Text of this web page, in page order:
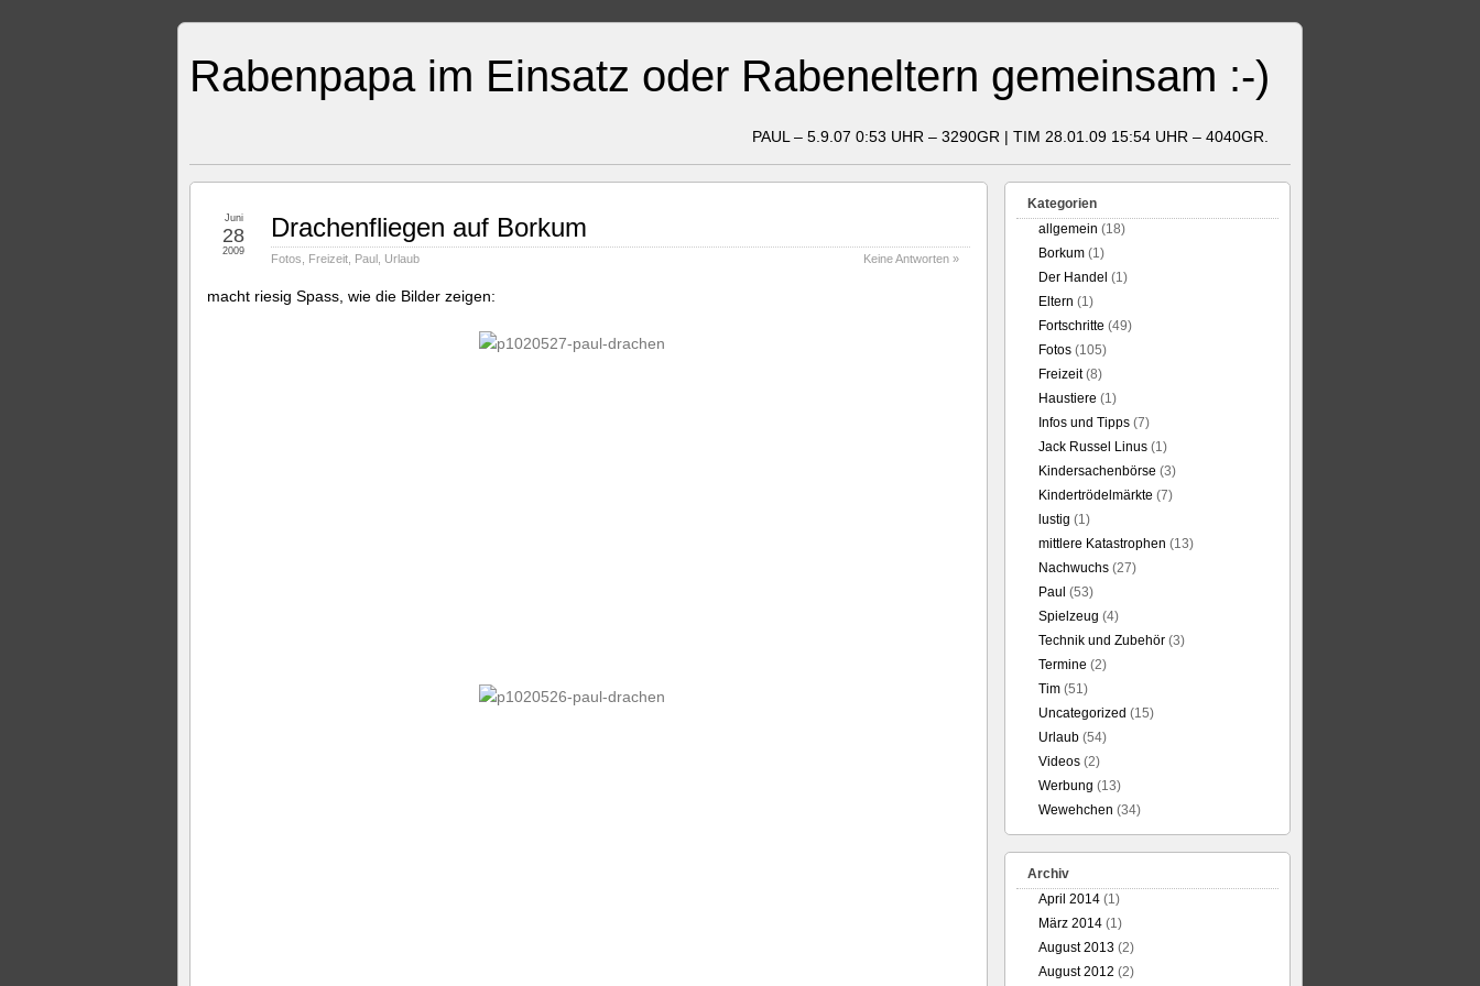
Rabenpapa im Einsatz oder Rabeneltern gemeinsam :-)
PAUL – 5.9.07 0:53 UHR – 3290GR | TIM 28.01.09 15:54 UHR – 4040GR.
Drachenfliegen auf Borkum
Fotos Freizeit Paul Urlaub Keine Antworten »
Juni
28
2009
macht riesig Spass, wie die Bilder zeigen:
Kategorien
allgemein (18)
Borkum (1)
Der Handel (1)
Eltern (1)
Fortschritte (49)
Fotos (105)
Freizeit(8)
Haustiere (1)
Infos und Tipps (7)
Jack Russel Linus (1)
Kindersachenbörse (3)
Kindertrödelmärkte (7)
lustig (1)
mittlere Katastrophen (13)
Nachwuchs (27)
Paul (53)
Spielzeug (4)
Technik und Zubehör (3)
Termine (2)
Tim (51)
Uncategorized (15)
Urlaub (54)
Videos (2)
Werbung (13)
Wewehchen (34)
Archiv
April 2014 (1)
März 2014 (1)
August 2013 (2)
August 2012 (2)